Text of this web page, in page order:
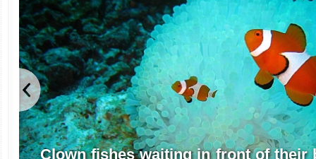
Clown fishes waiting in front of their